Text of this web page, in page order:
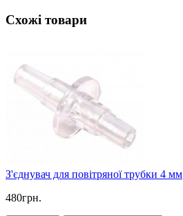
Схожі товари
З'єднувач для повітряної трубки 4 мм
480грн.